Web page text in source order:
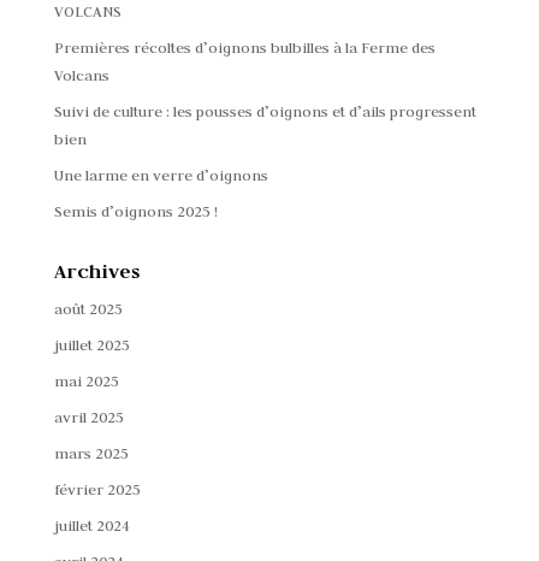
VOLCANS
Premières récoltes d’oignons bulbilles à la Ferme des
Volcans
Suivi de culture : les pousses d’oignons et d’ails progressent
bien
Une larme en verre d’oignons
Semis d’oignons 2025 !
Archives
août 2025
juillet 2025
mai 2025
avril 2025
mars 2025
février 2025
juillet 2024